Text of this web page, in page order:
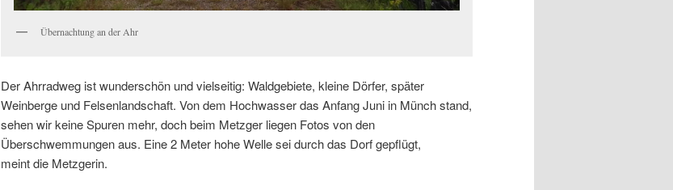
Übernachtung an der Ahr
Der Ahrradweg ist wunderschön und vielseitig: Waldgebiete, kleine Dörfer, später
Weinberge und Felsenlandschaft. Von dem Hochwasser das Anfang Juni in Münch stand,
sehen wir keine Spuren mehr, doch beim Metzger liegen Fotos von den
Überschwemmungen aus. Eine 2 Meter hohe Welle sei durch das Dorf gepflügt,
meint die Metzgerin.